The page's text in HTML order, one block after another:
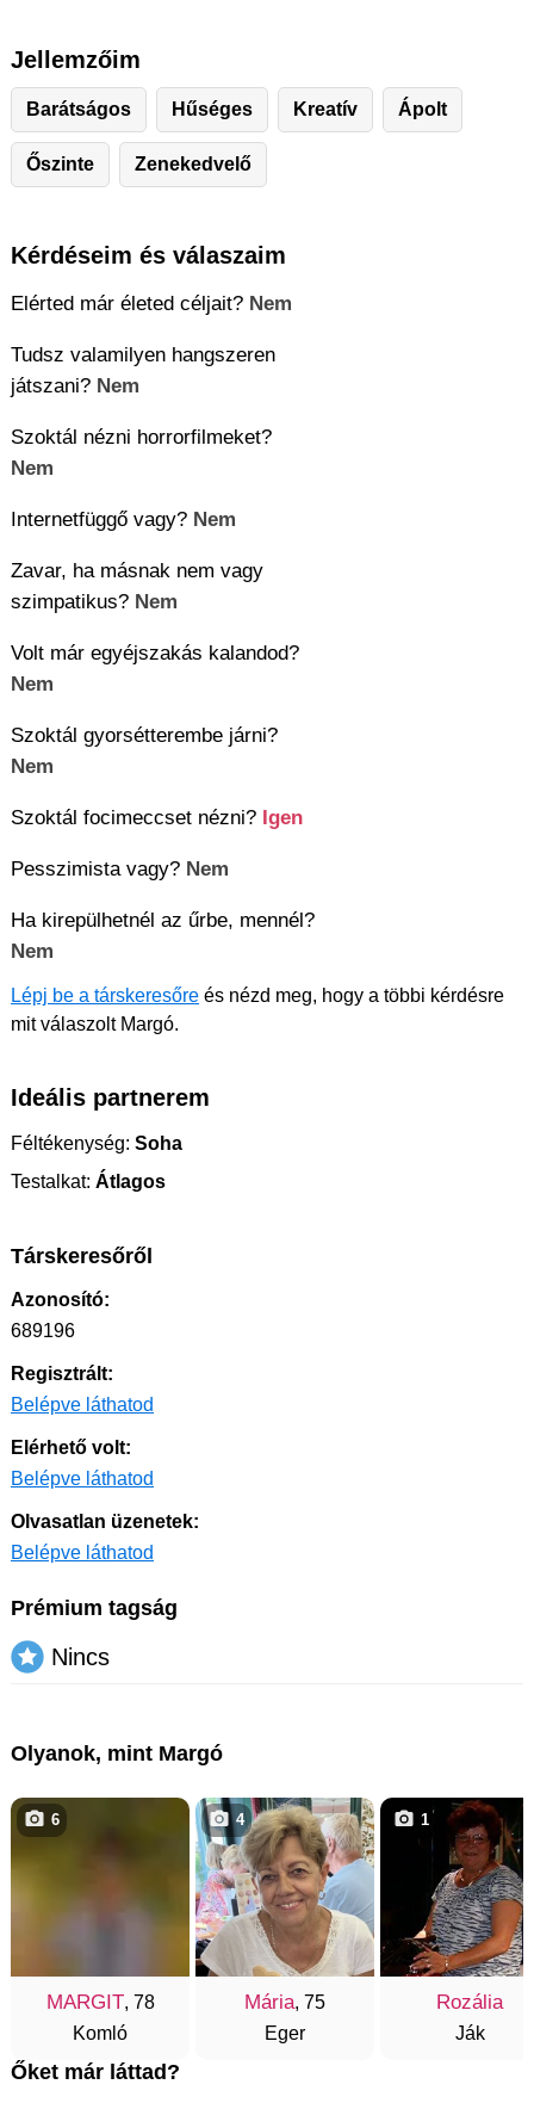
Jellemzőim
Barátságos Hűséges Kreatív Ápolt
Őszinte Zenekedvelő
Kérdéseim és válaszaim
Elérted már életed céljait? Nem
Tudsz valamilyen hangszeren
játszani? Nem
Szoktál nézni horrorfilmeket?
Nem
Internetfüggő vagy? Nem
Zavar, ha másnak nem vagy
szimpatikus? Nem
Volt már egyéjszakás kalandod?
Nem
Szoktál gyorsétterembe járni?
Nem
Szoktál focimeccset nézni? Igen
Pesszimista vagy? Nem
Ha kirepülhetnél az űrbe, mennél?
Nem
Lépj be a társkeresőre és nézd meg, hogy a többi kérdésre
mit válaszolt Margó.
Ideális partnerem
Féltékenység: Soha
Testalkat: Átlagos
Társkeresőről
Azonosító:
689196
Regisztrált:
Belépve láthatod
Elérhető volt:
Belépve láthatod
Olvasatlan üzenetek:
Belépve láthatod
Prémium tagság
Nincs
Olyanok, mint Margó
MARGIT, 78
Komló
6
Mária, 75
Eger
4
Rozália
Ják
1
Őket már láttad?